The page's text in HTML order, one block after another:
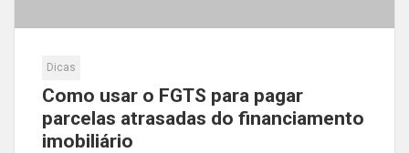
Dicas
Como usar o FGTS para pagar
parcelas atrasadas do financiamento
imobiliário